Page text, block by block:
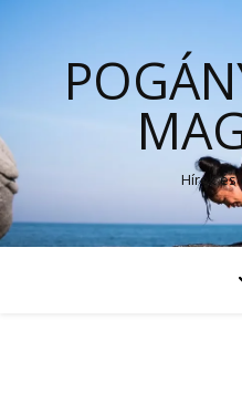
Hírek és